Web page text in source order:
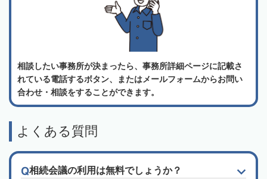
相談したい事務所が決まったら、事務所詳細ページに記載さ
れている電話するボタン、またはメールフォームからお問い
合わせ・相談をすることができます。
よくある質問
相続会議の利用は無料でしょうか？